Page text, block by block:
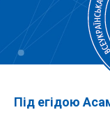
Під егідою